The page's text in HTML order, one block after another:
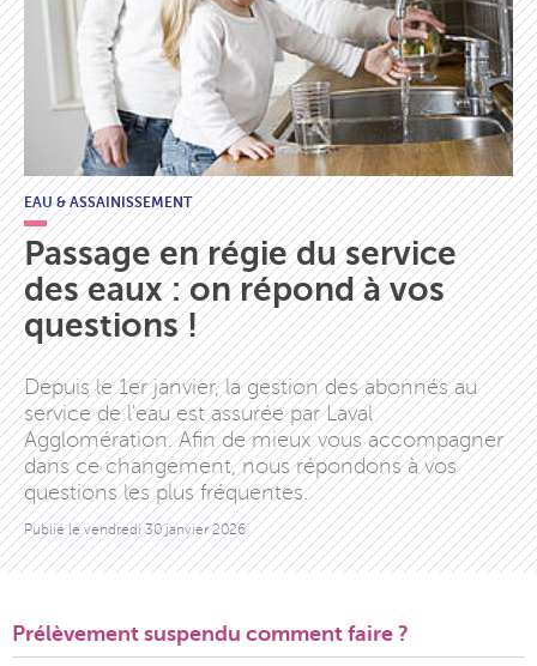
EAU & ASSAINISSEMENT
Passage en régie du service
des eaux : on répond à vos
questions !
Depuis le 1er janvier, la gestion des abonnés au
service de l'eau est assurée par Laval
Agglomération. Afin de mieux vous accompagner
dans ce changement, nous répondons à vos
questions les plus fréquentes.
Publié levendredi 30 janvier 2026
Prélèvement suspendu comment faire ?